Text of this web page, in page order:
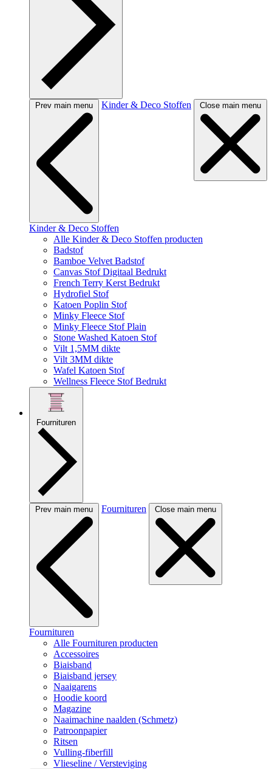
Prev main menu Kinder & Deco Stoffen Close main menu
Kinder & Deco Stoffen
Alle Kinder & Deco Stoffen producten
Badstof
Bamboe Velvet Badstof
Canvas Stof Digitaal Bedrukt
French Terry Kerst Bedrukt
Hydrofiel Stof
Katoen Poplin Stof
Minky Fleece Stof
Minky Fleece Stof Plain
Stone Washed Katoen Stof
Vilt 1,5MM dikte
Vilt 3MM dikte
Wafel Katoen Stof
Wellness Fleece Stof Bedrukt
Fournituren
Prev main menu Fournituren Close main menu
Fournituren
Alle Fournituren producten
Accessoires
Biaisband
Biaisband jersey
Naaigarens
Hoodie koord
Magazine
Naaimachine naalden (Schmetz)
Patroonpapier
Ritsen
Vulling-fiberfill
Vlieseline / Versteviging